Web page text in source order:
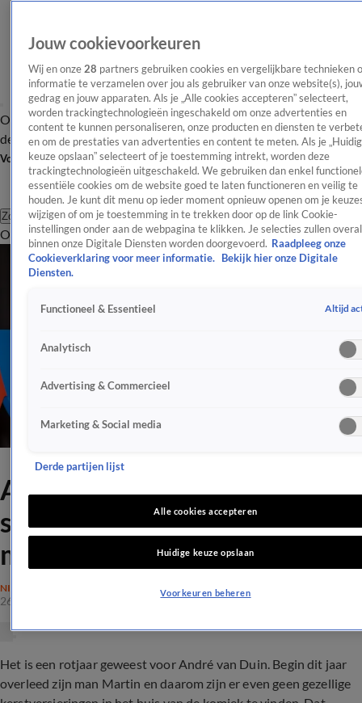
OverzichtAfleveringen Entertainment TV Algemeen
Tip
de redactieNieuwsbrief
Volg Shownieuws
Zoeken
OverzichtEntertainmentSpraakmakendRealityCrimeVideo's
André van Duin over
sombere kerst: 'Laat het
maar lekker achterwege'
NIEUWS
26 dec 2020, 11:07
Het is een rotjaar geweest voor André van Duin. Begin dit jaar
overleed zijn man Martin en daarom zijn er even geen gezellige
Jouw cookievoorkeuren
Wij en onze 28 partners gebruiken cookies en vergelijkbare technieken
informatie te verzamelen over jou als gebruiker van onze website(s),
gedrag en jouw apparaten. Als je „Alle cookies accepteren” selecteert,
worden trackingtechnologieën ingeschakeld om onze advertenties en
content te kunnen personaliseren, onze producten en diensten te
en om de prestaties van advertenties en content te meten. Als je
keuze opslaan” selecteert of je toestemming intrekt, worden deze
trackingtechnologieën uitgeschakeld. We gebruiken dan enkel
essentiële cookies om de website goed te laten functioneren en veilig te
houden. Je kunt dit menu op ieder moment opnieuw openen om je
wijzigen of om je toestemming in te trekken door op de link Cookie-
instellingen onder aan de webpagina te klikken. Je selecties zullen overal
binnen onze Digitale Diensten worden doorgevoerd. Raadpleeg onze
Cookieverklaring voor meer informatie.
Bekijk hier onze Digitale
Diensten.
Functioneel & Essentieel Altijd
Analytisch
Advertising & Commercieel
Marketing & Social media
Derde partijen lijst
Alle cookies accepteren
Huidige keuze opslaan
Voorkeuren beheren